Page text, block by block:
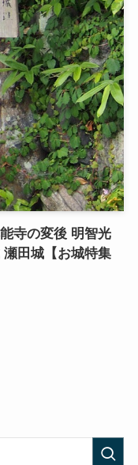
寺の変後 明智光
田城【お城特集